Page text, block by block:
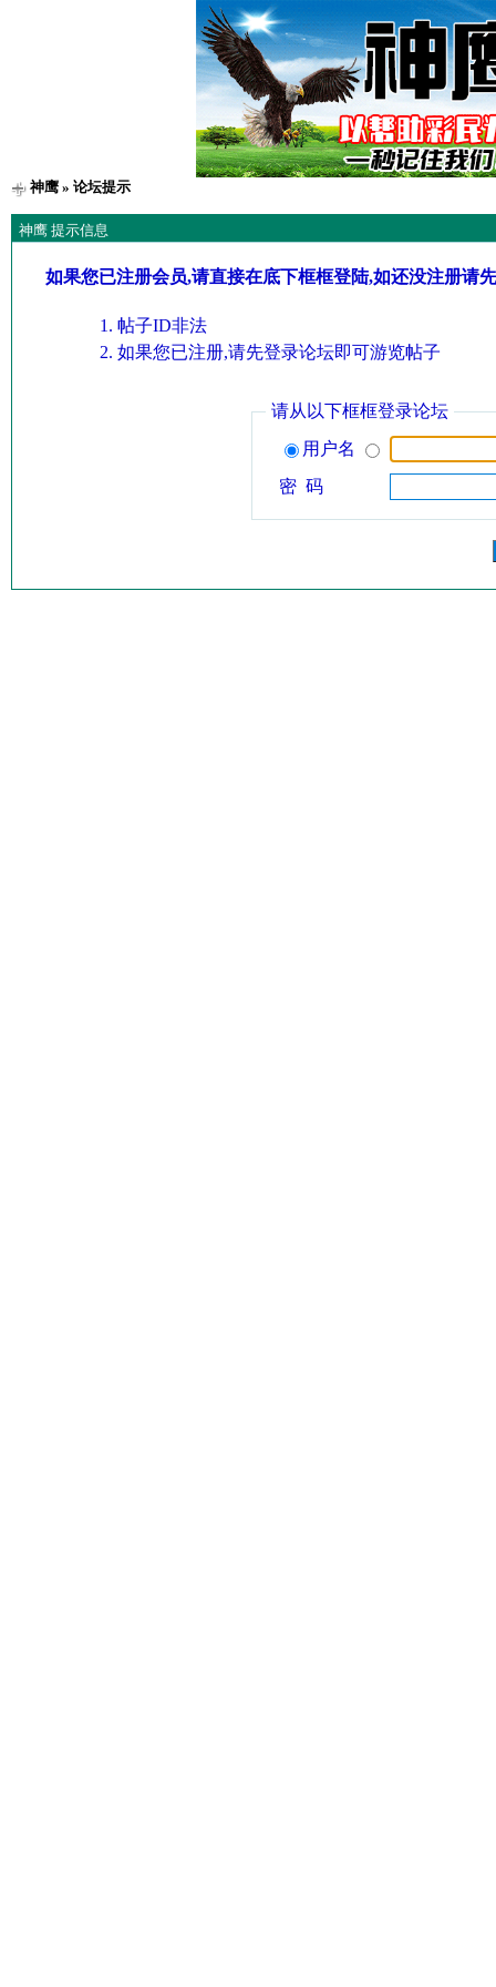
神鹰» 论坛提示
神鹰 提示信息
如果您已注册会员,请直接在底下框框登陆,如还没注册请
帖子ID非法
如果您已注册,请先登录论坛即可游览帖子
请从以下框框登录论坛
用户名
密 码